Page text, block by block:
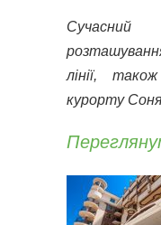
Сучасний
лінії,
курорту